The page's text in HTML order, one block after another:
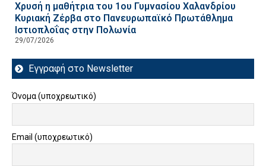
Χρυσή η μαθήτρια του 1ου Γυμνασίου Χαλανδρίου
Κυριακή Ζέρβα στο Πανευρωπαϊκό Πρωτάθλημα
Ιστιοπλοΐας στην Πολωνία
29/07/2026
Εγγραφή στο Newsletter
Όνομα (υποχρεωτικό)
Email (υποχρεωτικό)